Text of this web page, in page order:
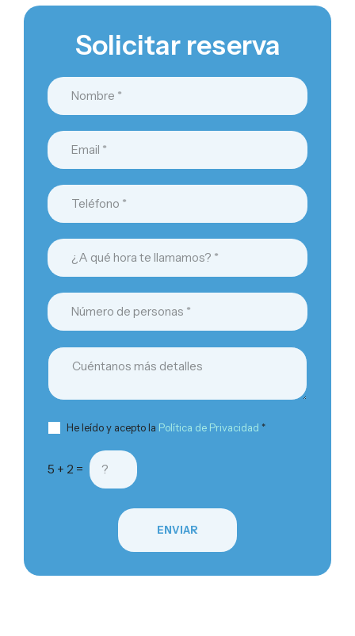
Solicitar reserva
He leído y acepto la Política de Privacidad *
5 + 2 =
ENVIAR